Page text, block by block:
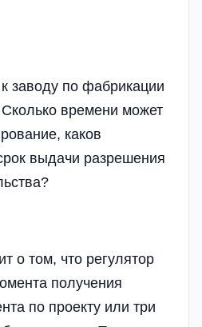
заводу по фабрикации
времени может
каков
выдачи разрешения
о том, что регулятор
получения
по проекту или три